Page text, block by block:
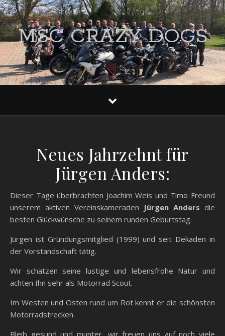
MSC CRAZY DOGS
Neues Jahrzehnt für
Jürgen Anders:
Dieser Tage überbrachten Joachim Weis und Timo Freund
unserem aktiven Vereinskameraden Jürgen Anders die
besten Glückwünsche zu seinem runden Geburtstag.
Jürgen ist Gründungsmitglied (1999) und seit Dekaden in
der Vorstandschaft tätig.
Wir schätzen seine lustige und lebensfrohe Natur und
achten Ihn sehr als Motorrad Scout.
Im Westen und Osten rund um Rot kennt er die schönsten
Motorradstrecken.
Bleib gesund und munter, wir freuen uns auf noch viele